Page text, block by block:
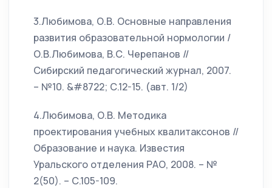
3.Любимова, О.В. Основные направления
развития образовательной нормологии /
О.В.Любимова, В.С. Черепанов //
Сибирский педагогический журнал, 2007.
– №10. &#8722; С.12-15. (авт. 1/2)
4.Любимова, О.В. Методика
проектирования учебных квалитаксонов //
Образование и наука. Известия
Уральского отделения РАО, 2008. – №
2(50). – С.105-109.